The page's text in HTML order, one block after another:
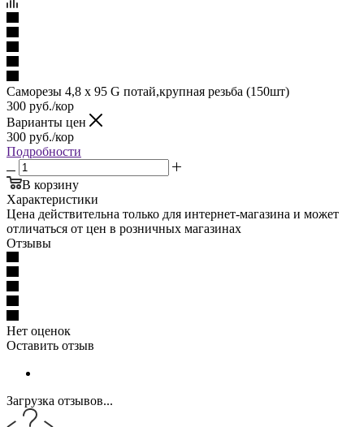
Саморезы 4,8 х 95 G потай,крупная резьба (150шт)
300 руб./кор
Варианты цен
300 руб./кор
Подробности
В корзину
Характеристики
Цена действительна только для интернет-магазина и может
отличаться от цен в розничных магазинах
Отзывы
Нет оценок
Оставить отзыв
Загрузка отзывов...